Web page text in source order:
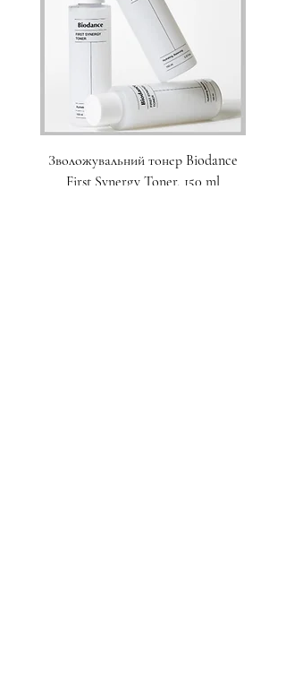
Зволожувальний тонер Biodance
First Synergy Toner, 150 ml